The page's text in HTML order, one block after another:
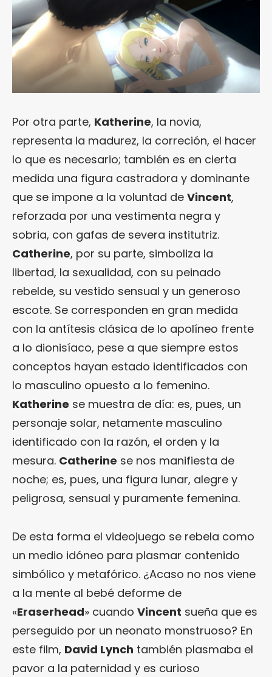
Por otra parte, Katherine, la novia,
representa la madurez, la correción, el hacer
lo que es necesario; también es en cierta
medida una figura castradora y dominante
que se impone a la voluntad de Vincent,
reforzada por una vestimenta negra y
sobria, con gafas de severa institutriz.
Catherine, por su parte, simboliza la
libertad, la sexualidad, con su peinado
rebelde, su vestido sensual y un generoso
escote. Se corresponden en gran medida
con la antítesis clásica de lo apolíneo frente
a lo dionisíaco, pese a que siempre estos
conceptos hayan estado identificados con
lo masculino opuesto a lo femenino.
Katherine se muestra de día: es, pues, un
personaje solar, netamente masculino
identificado con la razón, el orden y la
mesura. Catherine se nos manifiesta de
noche; es, pues, una figura lunar, alegre y
peligrosa, sensual y puramente femenina.
De esta forma el videojuego se rebela como
un medio idóneo para plasmar contenido
simbólico y metafórico. ¿Acaso no nos viene
a la mente al bebé deforme de
«Eraserhead» cuando Vincent sueña que es
perseguido por un neonato monstruoso? En
este film, David Lynch también plasmaba el
pavor a la paternidad y es curioso